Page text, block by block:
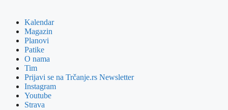
Kalendar
Magazin
Planovi
Patike
O nama
Tim
Prijavi se na Trčanje.rs Newsletter
Instagram
Youtube
Strava